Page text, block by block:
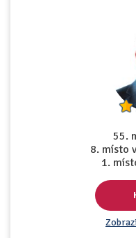
55.
8. místo
1.